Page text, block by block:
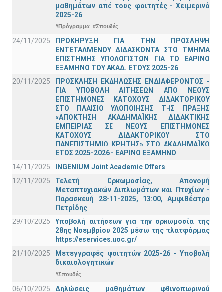
μαθημάτων από τους φοιτητές - Χειμερινό
2025-26
#Πρόγραμμα #Σπουδές
24/11/2025
ΠΡΟΚΗΡΥΞΗ ΓΙΑ ΤΗΝ ΠΡΟΣΛΗΨΗ
ΕΝΤΕΤΑΛΜΕΝΟΥ ΔΙΔΑΣΚΟΝΤΑ ΣΤΟ ΤΜΗΜΑ
ΕΠΙΣΤΗΜΗΣ ΥΠΟΛΟΓΙΣΤΩΝ ΓΙΑ ΤΟ ΕΑΡΙΝΟ
ΕΞΑΜΗΝΟ ΤΟΥ ΑΚΑΔ. ΕΤΟΥΣ 2025-26
20/11/2025
ΠΡΟΣΚΛΗΣΗ ΕΚΔΗΛΩΣΗΣ ΕΝΔΙΑΦΕΡΟΝΤΟΣ -
ΓΙΑ ΥΠΟΒΟΛΗ ΑΙΤΗΣΕΩΝ ΑΠΟ ΝΕΟΥΣ
ΕΠΙΣΤΗΜΟΝΕΣ ΚΑΤΟΧΟΥΣ ΔΙΔΑΚΤΟΡΙΚΟΥ
ΣΤΟ ΠΛΑΙΣΙΟ ΥΛΟΠΟΙΗΣΗΣ ΤΗΣ ΠΡΑΞΗΣ
«ΑΠΟΚΤΗΣΗ ΑΚΑΔΗΜΑΪΚΗΣ ΔΙΔΑΚΤΙΚΗΣ
ΕΜΠΕΙΡΙΑΣ ΣΕ ΝΕΟΥΣ ΕΠΙΣΤΗΜΟΝΕΣ
ΚΑΤΟΧΟΥΣ ΔΙΔΑΚΤΟΡΙΚΟΥ ΣΤΟ
ΠΑΝΕΠΙΣΤΗΜΙΟ ΚΡΗΤΗΣ» ΣΤΟ ΑΚΑΔΗΜΑΪΚΟ
ΕΤΟΣ 2025-2026 - ΕΑΡΙΝΟ ΕΞΑΜΗΝΟ
14/11/2025
INGENIUM Joint Academic Offers
12/11/2025
Τελετή Ορκωμοσίας, Απονομή
Μεταπτυχιακών Διπλωμάτων και Πτυχίων -
Παρασκευή 28-11-2025, 13:00, Αμφιθέατρο
Πετρίδης
29/10/2025
Υποβολή αιτήσεων για την ορκωμοσία της
28ης Νοεμβρίου 2025 μέσω της πλατφόρμας
https://eservices.uoc.gr/
21/10/2025
Μετεγγραφές φοιτητών 2025-26 - Υποβολή
δικαιολογητικών
#Σπουδές
06/10/2025
Δηλώσεις μαθημάτων φθινοπωρινού